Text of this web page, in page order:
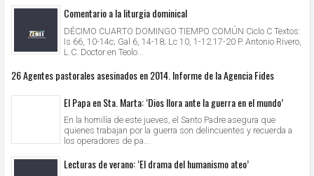
Comentario a la liturgia dominical
DÉCIMO CUARTO DOMINGO TIEMPO COMÚN Ciclo C Textos:
Is 66, 10-14c; Gal 6, 14-18; Lc 10, 1-12.17-20 P. Antonio Rivero,
L.C. Doctor en Teolo...
26 Agentes pastorales asesinados en 2014. Informe de la Agencia Fides
El Papa en Sta. Marta: ‘Dios llora ante la guerra en el mundo’
En la homilía de este jueves, el Santo Padre asegura que
quienes trabajan por la guerra son delincuentes y recuerda a
los operadores de pa...
Lecturas de verano: ‘El drama del humanismo ateo’